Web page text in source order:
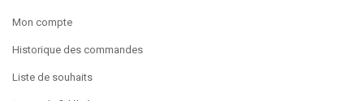
Mon compte
Historique des commandes
Liste de souhaits